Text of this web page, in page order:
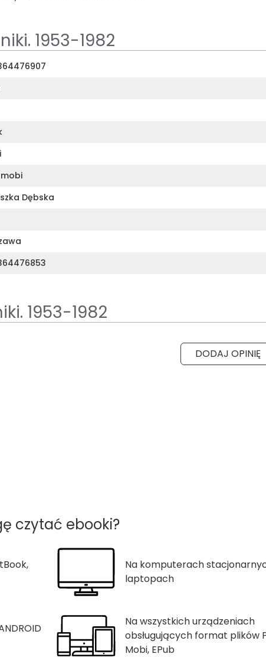
1953-1982
Dębska
1953-1982
DODAJ OPINIĘ
czytać ebooki?
Na komputerach
laptopach
Na wszystkich urządzeniach
obsługujących format plików
Mobi, EPub